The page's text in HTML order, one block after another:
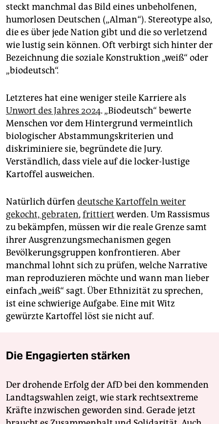
steckt manchmal das Bild eines unbeholfenen,
humorlosen Deutschen („Alman“). Stereotype also,
die es über jede Nation gibt und die so verletzend
wie lustig sein können. Oft verbirgt sich hinter der
Bezeichnung die soziale Konstruktion „weiß“ oder
„biodeutsch“.
Letzteres hat eine weniger steile Karriere als
Unwort des Jahres 2024. „Biodeutsch“ bewerte
Menschen vor dem Hintergrund vermeintlich
biologischer Abstammungskriterien und
diskriminiere sie, begründete die Jury.
Verständlich, dass viele auf die locker-lustige
Kartoffel ausweichen.
Natürlich dürfen deutsche Kartoffeln weiter
gekocht, gebraten, frittiert werden. Um Rassismus
zu bekämpfen, müssen wir die reale Grenze samt
ihrer Ausgrenzungsmechanismen gegen
Bevölkerungsgruppen konfrontieren. Aber
manchmal lohnt sich zu prüfen, welche Narrative
man reproduzieren möchte und wann man lieber
einfach „weiß“ sagt. Über Ethnizität zu sprechen,
ist eine schwierige Aufgabe. Eine mit Witz
gewürzte Kartoffel löst sie nicht auf.
Die Engagierten stärken
Der drohende Erfolg der AfD bei den kommenden
Landtagswahlen zeigt, wie stark rechtsextreme
Kräfte inzwischen geworden sind. Gerade jetzt